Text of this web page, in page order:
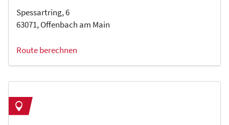
Spessartring, 6
63071, Offenbach am Main
Route berechnen